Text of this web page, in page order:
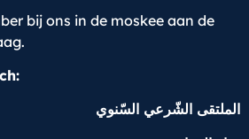
bij ons in de moskee aan de
الملتقى الشّرعي السّنوي